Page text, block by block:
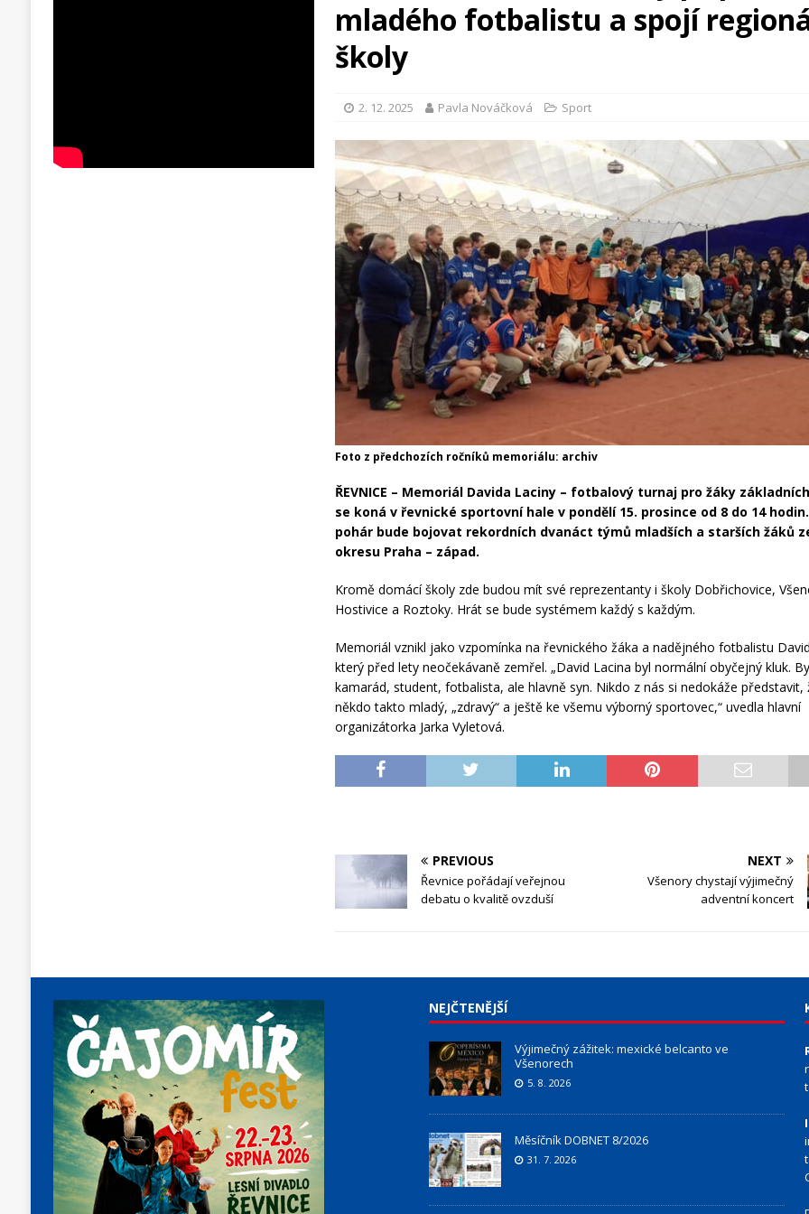
mladého fotbalistu a spojí
školy
2. 12. 2025 Pavla Nováčková Sport
Foto z předchozích ročníků memoriálu: archiv
ŘEVNICE – Memoriál Davida Laciny – fotbalový turnaj pro žáky
se koná v řevnické sportovní hale v pondělí 15. prosince od 8 do 14
pohár bude bojovat rekordních dvanáct týmů mladších a starších žáků
okresu Praha – západ.
Kromě domácí školy zde budou mít své reprezentanty i školy Dobřichovice,
Hostivice a Roztoky. Hrát se bude systémem každý s každým.
Memoriál vznikl jako vzpomínka na řevnického žáka a nadějného fotbalistu
který před lety neočekávaně zemřel. „David Lacina byl normální obyčejný kluk.
kamarád, student, fotbalista, ale hlavně syn. Nikdo z nás si nedokáže představit,
někdo takto mladý, „zdravý“ a ještě ke všemu výborný sportovec,“ uvedla hlavní
organizátorka Jarka Vyletová.
PREVIOUS
Řevnice pořádají veřejnou
debatu o kvalitě ovzduší
NEXT
Všenory chystají výjimečný
adventní koncert
NEJČTENĚJŠÍ
Výjimečný zážitek: mexické belcanto ve
Všenorech
5. 8. 2026
Měsíčník DOBNET 8/2026
31. 7. 2026